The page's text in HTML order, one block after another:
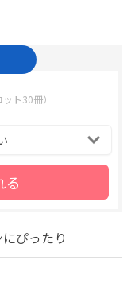
価です。
ト30冊）
る
ぴったり